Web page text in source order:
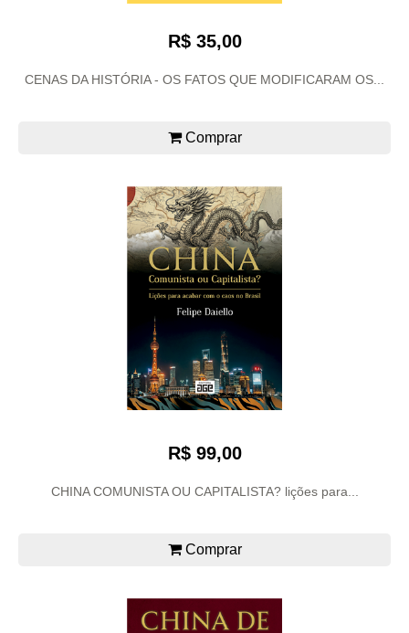
R$ 35,00
CENAS DA HISTÓRIA - OS FATOS QUE MODIFICARAM OS...
Comprar
R$ 99,00
CHINA COMUNISTA OU CAPITALISTA? lições para...
Comprar